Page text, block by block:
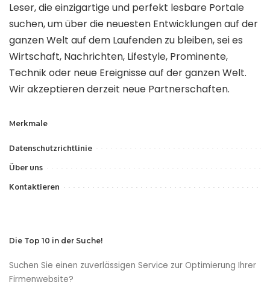
Leser, die einzigartige und perfekt lesbare Portale
suchen, um über die neuesten Entwicklungen auf der
ganzen Welt auf dem Laufenden zu bleiben, sei es
Wirtschaft, Nachrichten, Lifestyle, Prominente,
Technik oder neue Ereignisse auf der ganzen Welt.
Wir akzeptieren derzeit neue Partnerschaften.
Merkmale
Datenschutzrichtlinie
Über uns
Kontaktieren
Die Top 10 in der Suche!
Suchen Sie einen zuverlässigen Service zur Optimierung Ihrer
Firmenwebsite?